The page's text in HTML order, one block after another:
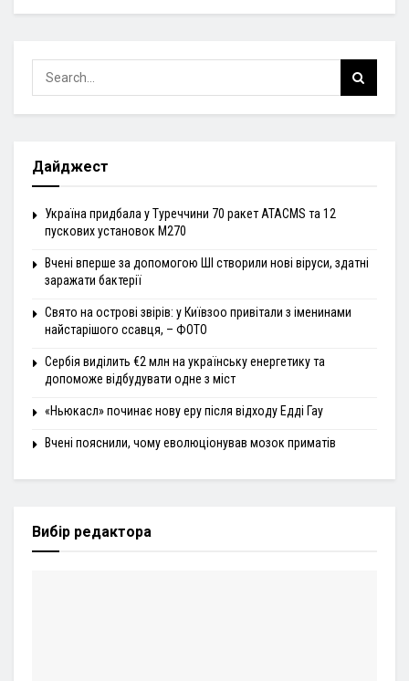
Дайджест
Україна придбала у Туреччини 70 ракет ATACMS та 12
пускових установок M270
Вчені вперше за допомогою ШІ створили нові віруси, здатні
заражати бактерії
Свято на острові звірів: у Київзоо привітали з іменинами
найстарішого ссавця, – ФОТО
Сербія виділить €2 млн на українську енергетику та
допоможе відбудувати одне з міст
«Ньюкасл» починає нову еру після відходу Едді Гау
Вчені пояснили, чому еволюціонував мозок приматів
Вибір редактора